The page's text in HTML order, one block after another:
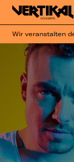
Wir veranstalten